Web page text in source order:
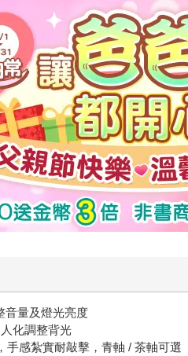
音量及燈光亮度
化調整背光
手感紮實耐敲擊，青軸 / 茶軸可選